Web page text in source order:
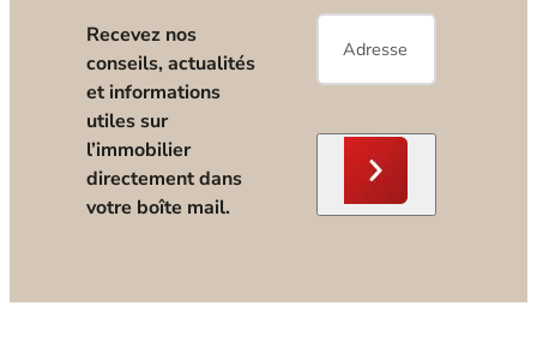
Recevez nos
conseils, actualités
et informations
utiles sur
l’immobilier
directement dans
votre boîte mail.
E-
mail*